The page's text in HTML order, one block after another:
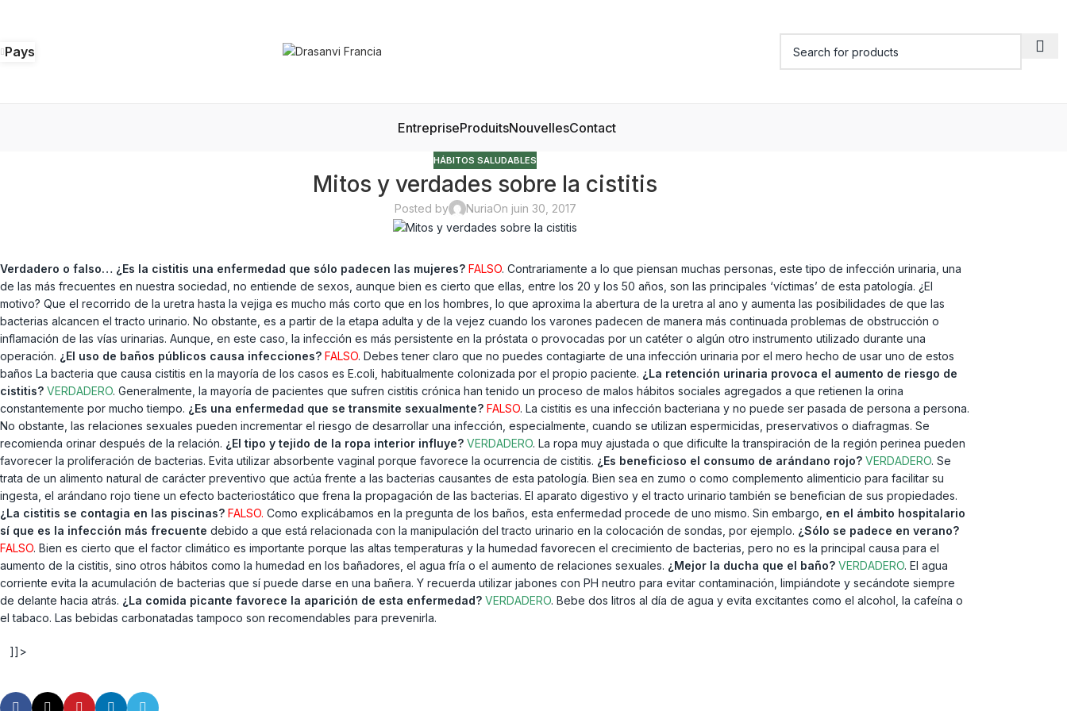
Pays
EntrepriseProduitsNouvellesContact
HÁBITOS SALUDABLES
Mitos y verdades sobre la cistitis
Posted by NuriaOn juin 30, 2017
Verdadero o falso… ¿Es la cistitis una enfermedad que sólo padecen las mujeres? FALSO. Contrariamente a lo que piensan muchas personas, este tipo de infección urinaria, una
de las más frecuentes en nuestra sociedad, no entiende de sexos, aunque bien es cierto que ellas, entre los 20 y los 50 años, son las principales ‘víctimas’ de esta patología. ¿El
motivo? Que el recorrido de la uretra hasta la vejiga es mucho más corto que en los hombres, lo que aproxima la abertura de la uretra al ano y aumenta las posibilidades de que las
bacterias alcancen el tracto urinario. No obstante, es a partir de la etapa adulta y de la vejez cuando los varones padecen de manera más continuada problemas de obstrucción o
inflamación de las vías urinarias. Aunque, en este caso, la infección es más persistente en la próstata o provocadas por un catéter o algún otro instrumento utilizado durante una
operación. ¿El uso de baños públicos causa infecciones? FALSO. Debes tener claro que no puedes contagiarte de una infección urinaria por el mero hecho de usar uno de estos
baños La bacteria que causa cistitis en la mayoría de los casos es E.coli, habitualmente colonizada por el propio paciente. ¿La retención urinaria provoca el aumento de riesgo de
cistitis? VERDADERO. Generalmente, la mayoría de pacientes que sufren cistitis crónica han tenido un proceso de malos hábitos sociales agregados a que retienen la orina
constantemente por mucho tiempo. ¿Es una enfermedad que se transmite sexualmente? FALSO. La cistitis es una infección bacteriana y no puede ser pasada de persona a persona.
No obstante, las relaciones sexuales pueden incrementar el riesgo de desarrollar una infección, especialmente, cuando se utilizan espermicidas, preservativos o diafragmas. Se
recomienda orinar después de la relación. ¿El tipo y tejido de la ropa interior influye? VERDADERO. La ropa muy ajustada o que dificulte la transpiración de la región perinea pueden
favorecer la proliferación de bacterias. Evita utilizar absorbente vaginal porque favorece la ocurrencia de cistitis. ¿Es beneficioso el consumo de arándano rojo? VERDADERO. Se
trata de un alimento natural de carácter preventivo que actúa frente a las bacterias causantes de esta patología. Bien sea en zumo o como complemento alimenticio para facilitar su
ingesta, el arándano rojo tiene un efecto bacteriostático que frena la propagación de las bacterias. El aparato digestivo y el tracto urinario también se benefician de sus propiedades.
¿La cistitis se contagia en las piscinas? FALSO. Como explicábamos en la pregunta de los baños, esta enfermedad procede de uno mismo. Sin embargo, en el ámbito hospitalario
sí que es la infección más frecuente debido a que está relacionada con la manipulación del tracto urinario en la colocación de sondas, por ejemplo. ¿Sólo se padece en verano?
FALSO. Bien es cierto que el factor climático es importante porque las altas temperaturas y la humedad favorecen el crecimiento de bacterias, pero no es la principal causa para el
aumento de la cistitis, sino otros hábitos como la humedad en los bañadores, el agua fría o el aumento de relaciones sexuales. ¿Mejor la ducha que el baño? VERDADERO. El agua
corriente evita la acumulación de bacterias que sí puede darse en una bañera. Y recuerda utilizar jabones con PH neutro para evitar contaminación, limpiándote y secándote siempre
de delante hacia atrás. ¿La comida picante favorece la aparición de esta enfermedad? VERDADERO. Bebe dos litros al día de agua y evita excitantes como el alcohol, la cafeína o
el tabaco. Las bebidas carbonatadas tampoco son recomendables para prevenirla.
]]>